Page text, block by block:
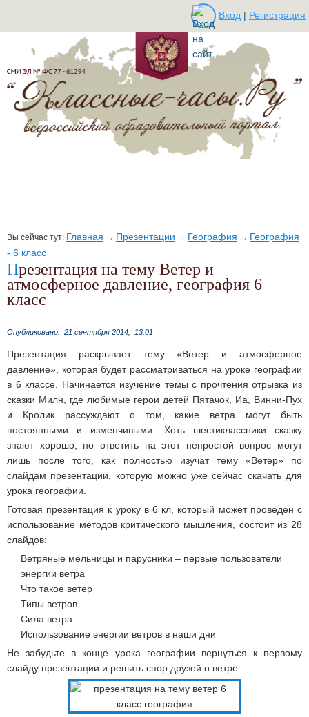
Вход | Регистрация
Вы сейчас тут: Главная → Презентации → География → География
- 6 класс
Презентация на тему Ветер и
атмосферное давление, география 6
класс
Опубликовано: 21 сентября 2014, 13:01
Презентация раскрывает тему «Ветер и атмосферное
давление», которая будет рассматриваться на уроке географии
в 6 классе. Начинается изучение темы с прочтения отрывка из
сказки Милн, где любимые герои детей Пятачок, Иа, Винни-Пух
и Кролик рассуждают о том, какие ветра могут быть
постоянными и изменчивыми. Хоть шестиклассники сказку
знают хорошо, но ответить на этот непростой вопрос могут
лишь после того, как полностью изучат тему «Ветер» по
слайдам презентации, которую можно уже сейчас скачать для
урока географии.
Готовая презентация к уроку в 6 кл, который может проведен с
использование методов критического мышления, состоит из 28
слайдов:
Ветряные мельницы и парусники – первые пользователи
энергии ветра
Что такое ветер
Типы ветров
Сила ветра
Использование энергии ветров в наши дни
Не забудьте в конце урока географии вернуться к первому
слайду презентации и решить спор друзей о ветре.